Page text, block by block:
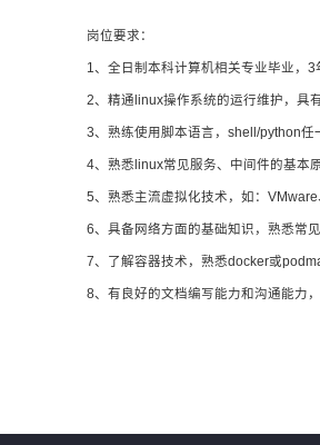
岗位要求：
1、全日制本科计算机相关专业毕业，3
2、精通linux操作系统的运行维护，具
3、熟练使用脚本语言，shell/python任
4、熟悉linux常见服务、中间件的基本
5、熟悉主流虚拟化技术，如：VMware
6、具备网络方面的基础知识，熟悉常
7、了解容器技术，熟悉docker或
8、有良好的文档编写能力和沟通能力